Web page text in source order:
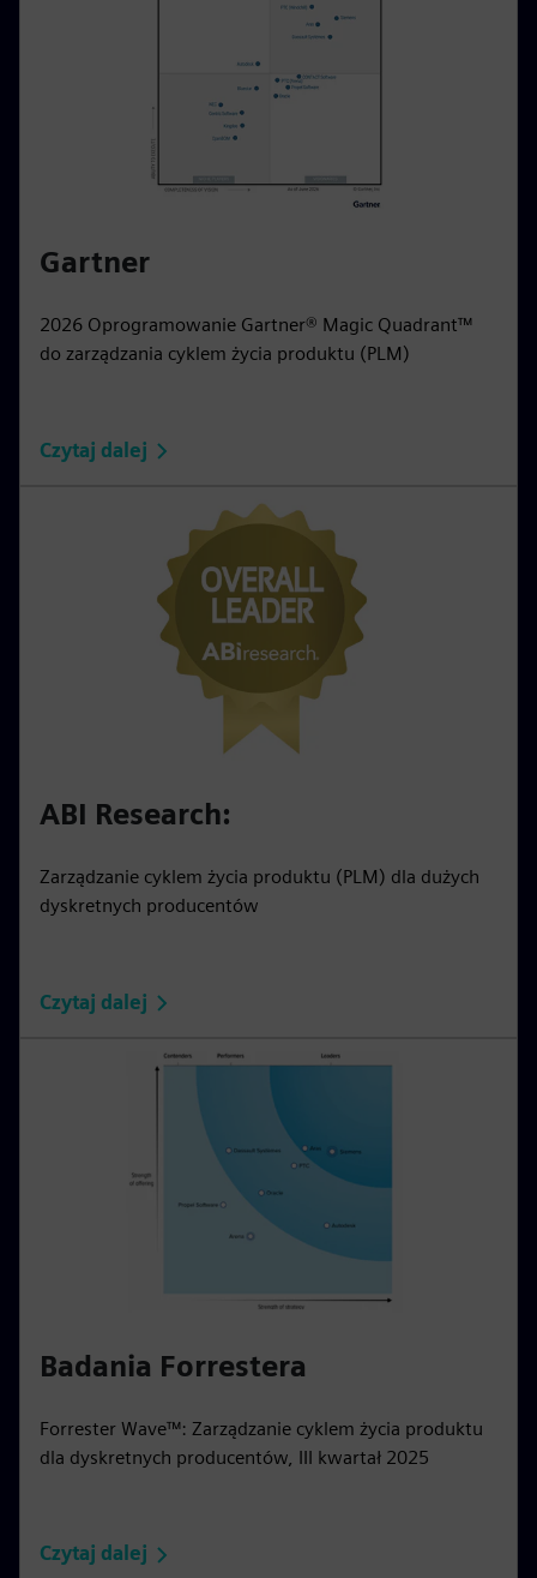
Gartner
2026 Oprogramowanie Gartner® Magic Quadrant™
do zarządzania cyklem życia produktu (PLM)
Czytaj dalej
ABI Research:
Zarządzanie cyklem życia produktu (PLM) dla dużych
dyskretnych producentów
Czytaj dalej
Badania Forrestera
Forrester Wave™: Zarządzanie cyklem życia produktu
dla dyskretnych producentów, III kwartał 2025
Czytaj dalej